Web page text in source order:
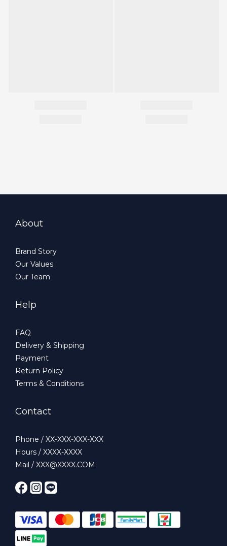
About
Brand Story
Our Values
Our Team
Help
FAQ
Delivery & Shipping
Payment
Return Policy
Terms & Conditions
Contact
Phone / XX-XXX-XXX-XXX
Hours / XXXX-XXXX
Mail / XXX@XXXX.COM